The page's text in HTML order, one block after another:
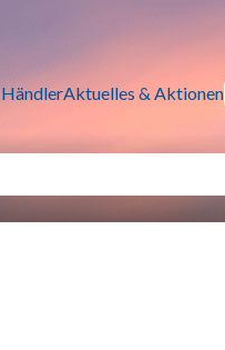
HändlerAktuelles & Aktionen